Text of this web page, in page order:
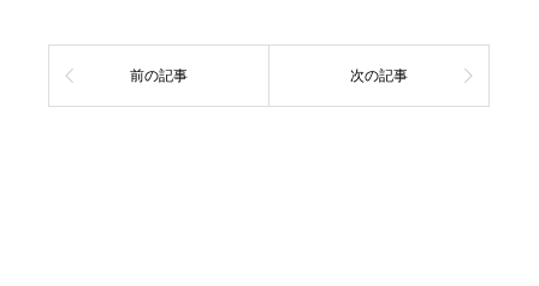
前の記事 次の記事